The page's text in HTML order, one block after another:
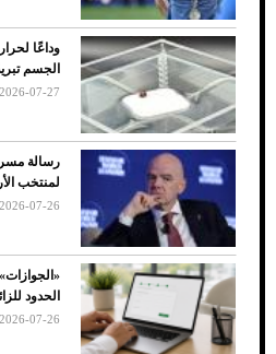
7 نصائح لاختيار لون
الأسود
وداعًا
الجسم
2026-07-27
رسالة
لمنتخب
2026-07-26
الحدود
2026-07-26